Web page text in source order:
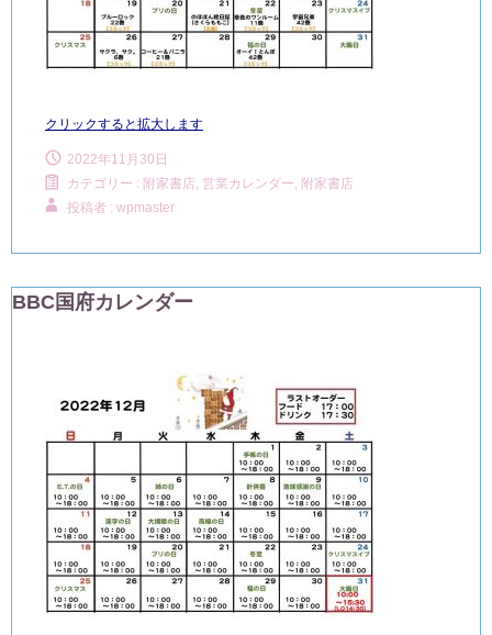
クリックすると拡大します
2022年11月30日
カテゴリー : 附家書店, 営業カレンダー, 附家書店
投稿者 : wpmaster
BBC国府カレンダー